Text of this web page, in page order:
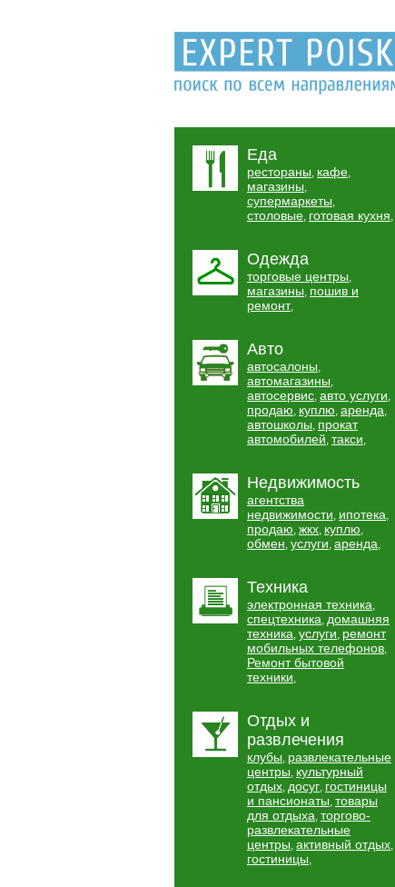
Еда
рестораны, кафе,
магазины,
супермаркеты,
столовые, готовая кухня,
Одежда
торговые центры,
магазины, пошив и
ремонт,
Авто
автосалоны,
автомагазины,
автосервис, авто услуги,
продаю, куплю, аренда,
автошколы, прокат
автомобилей, такси,
Недвижимость
агентства
недвижимости, ипотека,
продаю, жкх, куплю,
обмен, услуги, аренда,
Техника
электронная техника,
спецтехника, домашняя
техника, услуги, ремонт
мобильных телефонов,
Ремонт бытовой
техники,
Отдых и
развлечения
клубы, развлекательные
центры, культурный
отдых, досуг, гостиницы
и пансионаты, товары
для отдыха, торгово-
развлекательные
центры, активный отдых,
гостиницы,